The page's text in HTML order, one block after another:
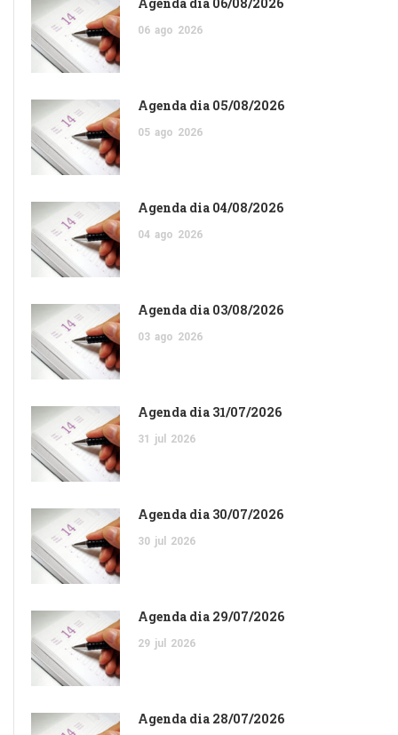
06 ago 2026
Agenda dia 05/08/2026
05 ago 2026
Agenda dia 04/08/2026
04 ago 2026
Agenda dia 03/08/2026
03 ago 2026
Agenda dia 31/07/2026
31 jul 2026
Agenda dia 30/07/2026
30 jul 2026
Agenda dia 29/07/2026
29 jul 2026
Agenda dia 28/07/2026